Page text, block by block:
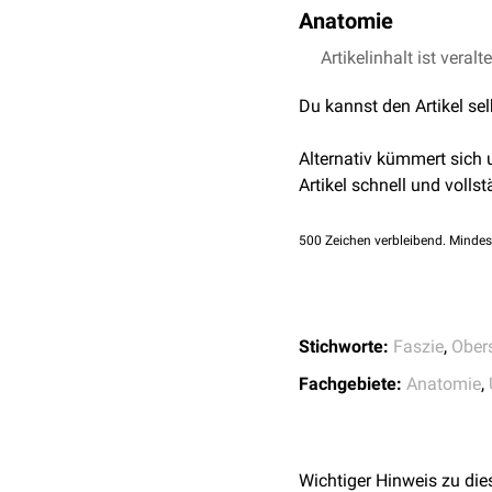
Anatomie
Der proximal gelegene
lateral: an derCrista
medial : am unteren
Unterrand des
Proximalgeht die
. An
für die sogenannte
lata dünner ausgeprägt.
Artikelinhalt ist
Du kannst den Artikel
Alternativ kümmert sich
Artikel schnell und
500 Zeichen verbleibend.
Stichworte: Faszie,
Fachgebiete: Anatomie,
Wichtiger Hinweis zu